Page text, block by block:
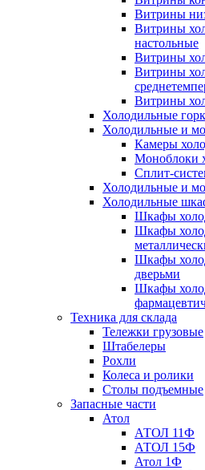
Витрины
Витрины
настольные
Витрины
Витрины
Витрины
Холодильные
Холодильные и
Камеры
Моноблоки
Сплит-
Холодильные и
Холодильные
Шкафы
Шкафы
Шкафы
дверьми
Шкафы
Техника для склада
Тележки грузовые
Штабелеры
Рохли
Колеса и ролики
Столы подъемные
Запасные части
Атол
АТОЛ 11Ф
АТОЛ 15Ф
Атол 1Ф